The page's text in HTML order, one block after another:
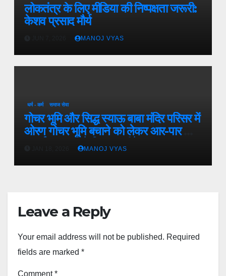
लोकतंत्र के लिए मीडिया की निष्पक्षता जरूरी:
केशव प्रसाद मौर्य
MANOJ VYAS
धर्म - कर्म समाज सेवा
गोचर भूमि और सिद्ध स्याऊ बाबा मंदिर परिसर में
ओरण गोचर भूमि बचाने को लेकर आर-पार की
लड़ाई,अदालत ने दिया अल्टीमेट
MANOJ VYAS
Leave a Reply
Your email address will not be published. Required
fields are marked *
Comment*